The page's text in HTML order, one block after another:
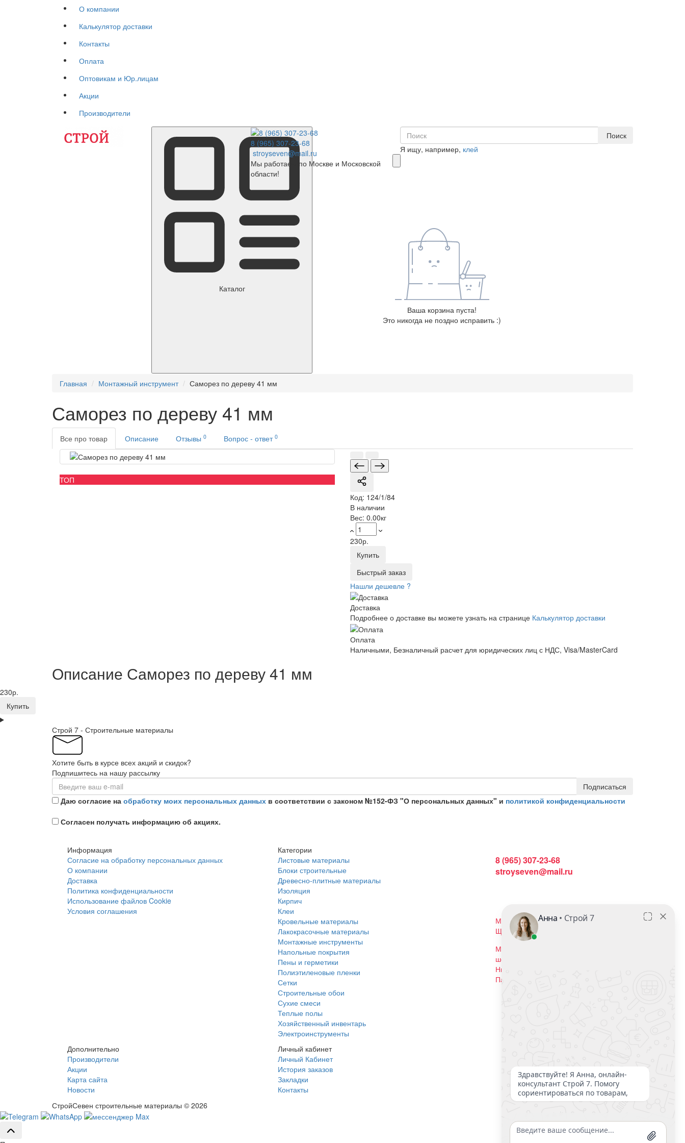
О компании
Калькулятор доставки
Контакты
Оплата
Оптовикам и Юр.лицам
Акции
Производители
Каталог
8 (965) 307-23-68
stroyseven@mail.ru
Мы работаем по Москве и Московской
области!
Поиск
Я ищу, например, клей
Ваша корзина пуста!
Это никогда не поздно исправить :)
Главная Монтажный инструмент Саморез по дереву 41 мм
Саморез по дереву 41 мм
Все про товар Описание Отзывы 0 Вопрос - ответ 0
ТОП
Код: 124/1/84
В наличии
Вес: 0.00кг
230р.
Купить
Быстрый заказ
Нашли дешевле ?
Доставка
Подробнее о доставке вы можете узнать на странице Калькулятор доставки
Оплата
Наличными, Безналичный расчет для юридических лиц с НДС, Visa/MasterCard
Описание Саморез по дереву 41 мм
230р.
Купить
Строй 7 - Строительные материалы
Хотите быть в курсе всех акций и скидок?
Подпишитесь на нашу рассылку
Подписаться
Даю согласие на обработку моих персональных данных в соответствии с законом №152-ФЗ "О персональных данных" и политикой конфиденциальности
Согласен получать информацию об акциях.
Информация
Согласие на обработку персональных данных
О компании
Доставка
Политика конфиденциальности
Использование файлов Cookie
Условия соглашения
Категории
Листовые материалы
Блоки строительные
Древесно-плитные материалы
Изоляция
Кирпич
Клеи
Кровельные материалы
Лакокрасочные материалы
Монтажные инструменты
Напольные покрытия
Пены и герметики
Полиэтиленовые пленки
Сетки
Строительные обои
Сухие смеси
Теплые полы
Хозяйственный инвентарь
Электроинструменты
Дополнительно
Производители
Акции
Карта сайта
Новости
Личный кабинет
Личный Кабинет
История заказов
Закладки
Контакты
8 (965) 307-23-68
stroyseven@mail.ru
Наши магазины:
Московская область, г. Балашиха, ул.
Щелковское шоссе, 102с2
Московская область, г. Реутов, ул.
шоссе Автомагистраль Москва -
Нижний Новгород, владение 19.
Павильон Н2
СтройСевен строительные материалы © 2026